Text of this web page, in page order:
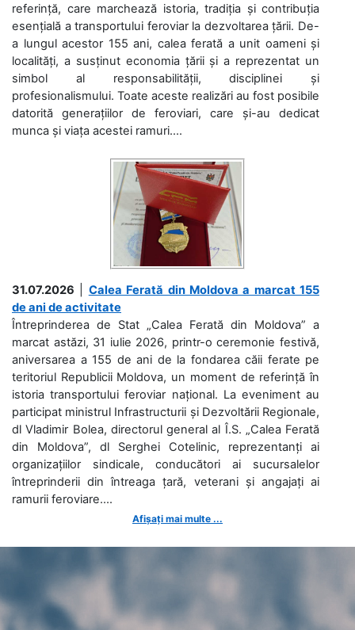
referință, care marchează istoria, tradiția și contribuția
esențială a transportului feroviar la dezvoltarea țării. De-
a lungul acestor 155 ani, calea ferată a unit oameni și
localități, a susținut economia țării și a reprezentat un
simbol al responsabilității, disciplinei și
profesionalismului. Toate aceste realizări au fost posibile
datorită generațiilor de feroviari, care și-au dedicat
munca și viața acestei ramuri....
31.07.2026
Calea Ferată din Moldova a marcat 155
de ani de activitate
Întreprinderea de Stat „Calea Ferată din Moldova” a
marcat astăzi, 31 iulie 2026, printr-o ceremonie festivă,
aniversarea a 155 de ani de la fondarea căii ferate pe
teritoriul Republicii Moldova, un moment de referință în
istoria transportului feroviar național. La eveniment au
participat ministrul Infrastructurii și Dezvoltării Regionale,
dl Vladimir Bolea, directorul general al Î.S. „Calea Ferată
din Moldova”, dl Serghei Cotelinic, reprezentanți ai
organizațiilor sindicale, conducători ai sucursalelor
întreprinderii din întreaga țară, veterani și angajați ai
ramurii feroviare....
Afișați mai multe ...